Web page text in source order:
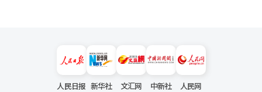
人民日报 新华社 文汇网 中新社 人民网